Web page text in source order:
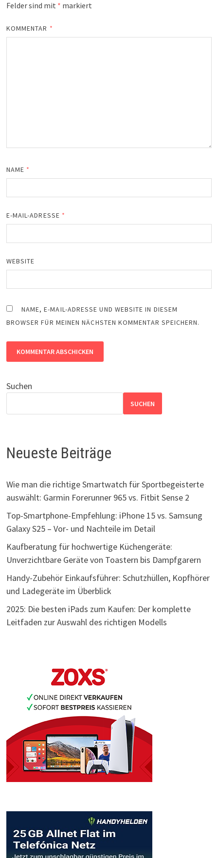
Felder sind mit * markiert
KOMMENTAR *
NAME *
E-MAIL-ADRESSE *
WEBSITE
NAME, E-MAIL-ADRESSE UND WEBSITE IN DIESEM
BROWSER FÜR MEINEN NÄCHSTEN KOMMENTAR SPEICHERN.
Suchen
SUCHEN
Neueste Beiträge
Wie man die richtige Smartwatch für Sportbegeisterte
auswählt: Garmin Forerunner 965 vs. Fitbit Sense 2
Top-Smartphone-Empfehlung: iPhone 15 vs. Samsung
Galaxy S25 – Vor- und Nachteile im Detail
Kaufberatung für hochwertige Küchengeräte:
Unverzichtbare Geräte von Toastern bis Dampfgarern
Handy-Zubehör Einkaufsführer: Schutzhüllen, Kopfhörer
und Ladegeräte im Überblick
2025: Die besten iPads zum Kaufen: Der komplette
Leitfaden zur Auswahl des richtigen Modells